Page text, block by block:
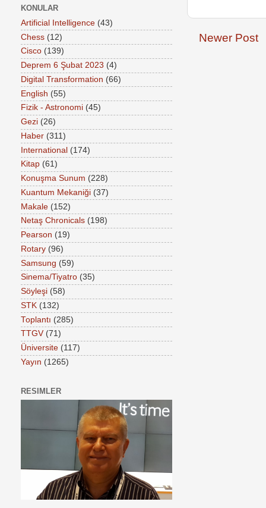
Newer Post
KONULAR
Artificial Intelligence (43)
Chess (12)
Cisco (139)
Deprem 6 Şubat 2023 (4)
Digital Transformation (66)
English (55)
Fizik - Astronomi (45)
Gezi (26)
Haber (311)
International (174)
Kitap (61)
Konuşma Sunum (228)
Kuantum Mekaniği (37)
Makale (152)
Netaş Chronicals (198)
Pearson (19)
Rotary (96)
Samsung (59)
Sinema/Tiyatro (35)
Söyleşi (58)
STK (132)
Toplantı (285)
TTGV (71)
Üniversite (117)
Yayın (1265)
RESIMLER